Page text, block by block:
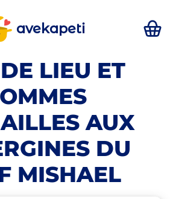
avekapeti
LIEU ET
AUX
DU
MISHAEL